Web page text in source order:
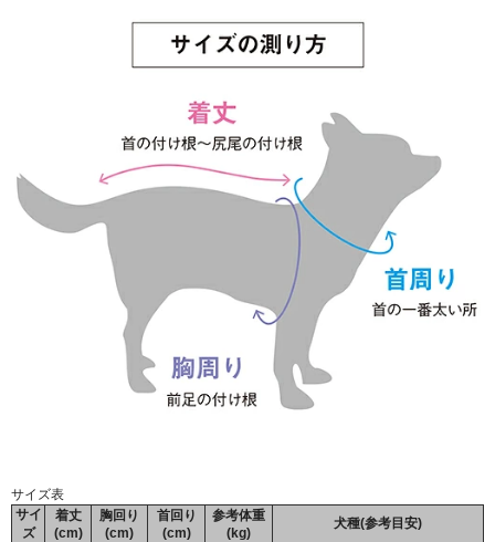
サイズ表
サイ
ズ
着丈
(cm)
胸回り
(cm)
首回り
(cm)
参考体重
(kg)
犬種(参考目安)